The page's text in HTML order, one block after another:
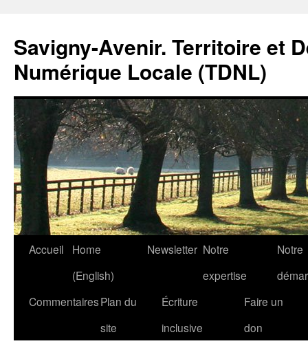
Savigny-Avenir. Territoire et
Numérique Locale (TDNL)
Aller
contenu
Accueil
Home
(English)
Newsletter Notre
expertise
Notre
CommentairesPlan du
site
Écriture
inclusive
Faire un
don